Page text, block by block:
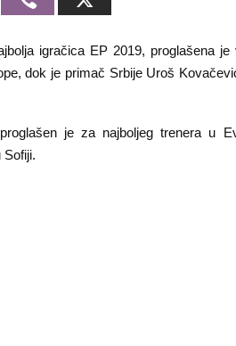
igračica EP 2019, proglašena
dok je primač Srbije Uroš
je za najboljeg trenera u
Sofiji.